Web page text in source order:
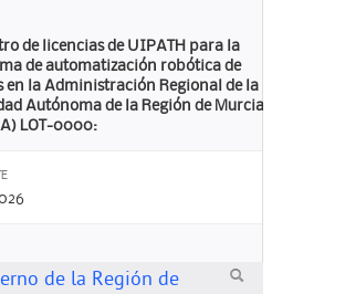
de licencias de UIPATH para la
de automatización robótica de
en la Administración Regional de la
Autónoma de la Región de Murcia
LOT-0000:
de la Región de